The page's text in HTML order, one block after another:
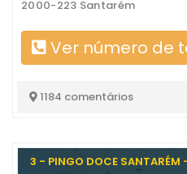
2000-223 Santarém
Ver número de
1184 comentários
3 - PINGO DOCE SANTARÉM